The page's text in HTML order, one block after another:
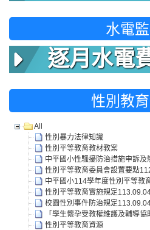
水電
逐月水電
性別教
All
性別暴力法律知識
性別平等教育教材教案
中平國小性騷擾防治措施申訴及
性別平等教育委員會設置要點
中平國小114學年度性別平等教
性別平等教育實施規定
校園性別事件防治規定
「學生懷孕受教權維護及輔導
性別平等教育資源